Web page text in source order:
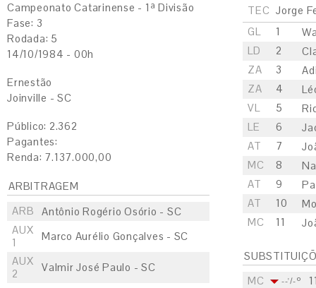
Campeonato Catarinense - 1ª Divisão
Fase: 3
Rodada: 5
14/10/1984 - 00h
Ernestão
Joinville - SC
Público: 2.362
Pagantes:
Renda: 7.137.000,00
ARBITRAGEM
ARB
Antônio Rogério Osório - SC
AUX
1
Marco Aurélio Gonçalves - SC
AUX
2
Valmir José Paulo - SC
TEC Jorge
GL
1
LD
2
ZA
3
ZA
4
VL
5
LE
6
AT
7
MC
8
AT
9
AT
10
MC
11
MC
--'/-º